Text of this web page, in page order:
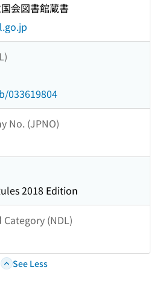
会図書館蔵書
033619804
No. (JPNO)
2018 Edition
(NDL)
See Less